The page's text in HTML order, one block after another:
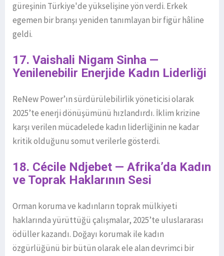
güreşinin Türkiye'de yükselişine yön verdi. Erkek
egemen bir branşı yeniden tanımlayan bir figür hâline
geldi.
17. Vaishali Nigam Sinha —
Yenilenebilir Enerjide Kadın Liderliği
ReNew Power’ın sürdürülebilirlik yöneticisi olarak
2025’te enerji dönüşümünü hızlandırdı. İklim krizine
karşı verilen mücadelede kadın liderliğinin ne kadar
kritik olduğunu somut verilerle gösterdi.
18. Cécile Ndjebet — Afrika’da Kadın
ve Toprak Haklarının Sesi
Orman koruma ve kadınların toprak mülkiyeti
haklarında yürüttüğü çalışmalar, 2025’te uluslararası
ödüller kazandı. Doğayı korumak ile kadın
özgürlüğünü bir bütün olarak ele alan devrimci bir